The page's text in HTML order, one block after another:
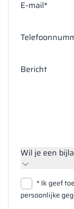
E-mail*
Bericht
Wil je een
Bestanden
Zoeken
* Ik geef
persoonlijke